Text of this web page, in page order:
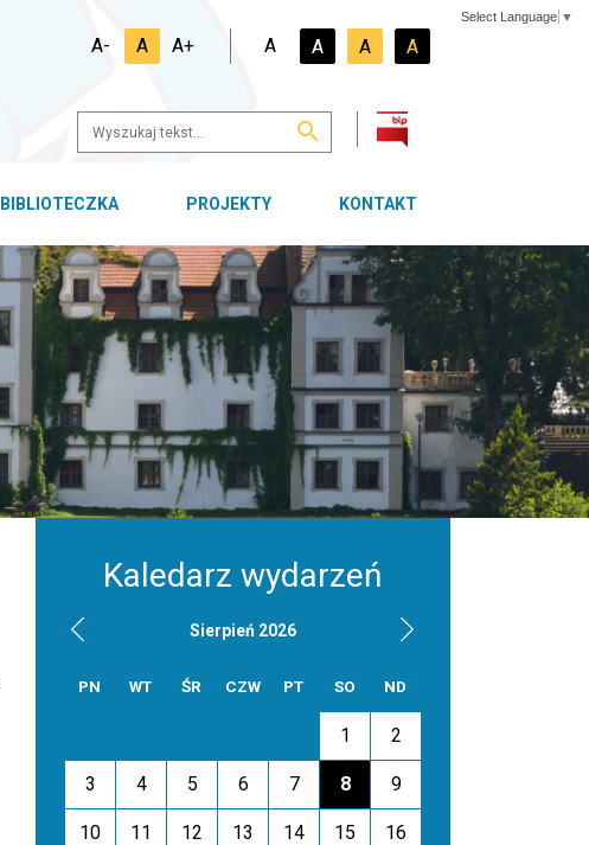
Select Language ▼
A- A A+ A A A A
BIBLIOTECZKA PROJEKTY KONTAKT
Kaledarz wydarzeń
Sierpień 2026
PN WT ŚR CZW PT SO ND
1 2
3 4 5 6 7 8 9
10 11 12 13 14 15 16